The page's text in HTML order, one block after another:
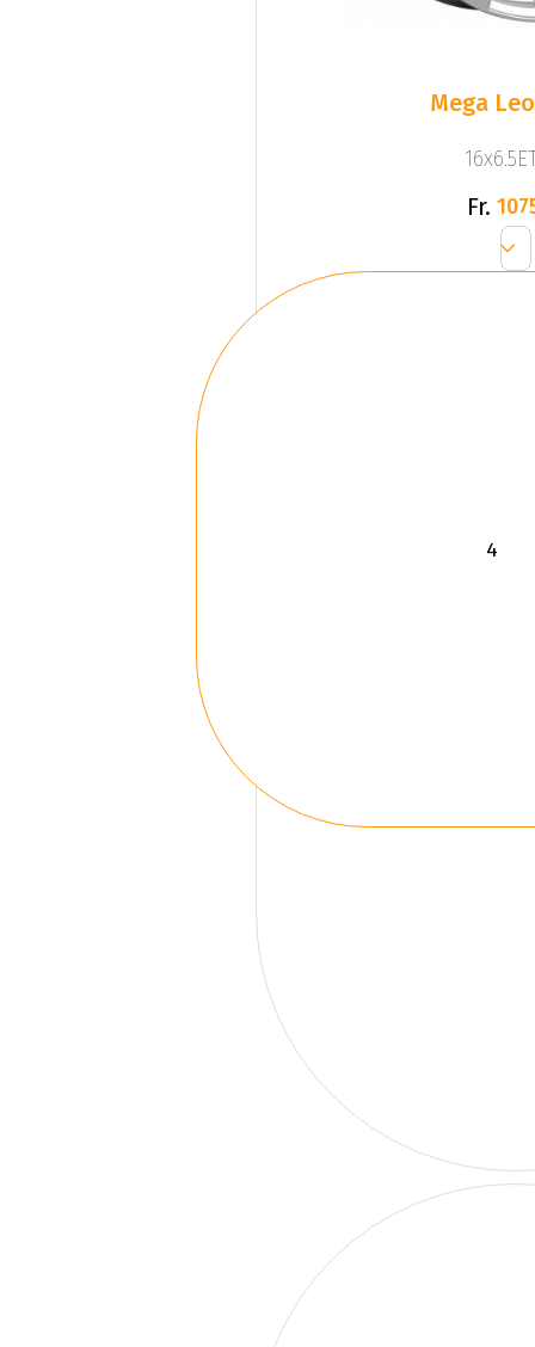
Mega
Fr.